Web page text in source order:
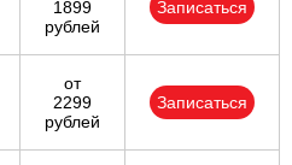
1899
рублей
Записаться
от
2299
рублей
Записаться